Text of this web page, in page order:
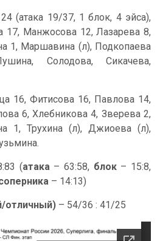
(атака 19/37, 1 блок, 4 эйса),
17, Манжосова 12, Лазарева 8,
1, Маршавина (л), Подкопаева
Солодова, Сикачева,
16, Фитисова 16, Павлова 14,
6, Хлебникова 4, Зверева 2,
1, Трухина (л), Джиоева (л),
(атака– 63:58, блок– 15:8,
– 14:13)
отличный) – 54/36 : 41/25